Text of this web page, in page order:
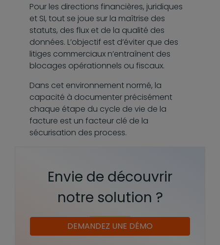
Pour les directions financières, juridiques
et SI, tout se joue sur la maîtrise des
statuts, des flux et de la qualité des
données. L’objectif est d’éviter que des
litiges commerciaux n’entraînent des
blocages opérationnels ou fiscaux.
Dans cet environnement normé, la
capacité à documenter précisément
chaque étape du cycle de vie de la
facture est un facteur clé de la
sécurisation des process.
Envie de découvrir
notre solution ?
DEMANDEZ UNE DÉMO